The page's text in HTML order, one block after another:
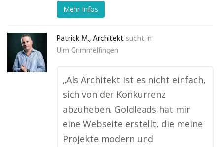
Mehr Infos
Patrick M., Architekt sucht in
Ulm Grimmelfingen
„Als Architekt ist es nicht einfach,
sich von der Konkurrenz
abzuheben. Goldleads hat mir
eine Webseite erstellt, die meine
Projekte modern und